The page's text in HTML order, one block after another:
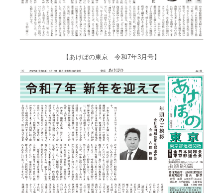
【あけぼの東京 令和7年3月号】